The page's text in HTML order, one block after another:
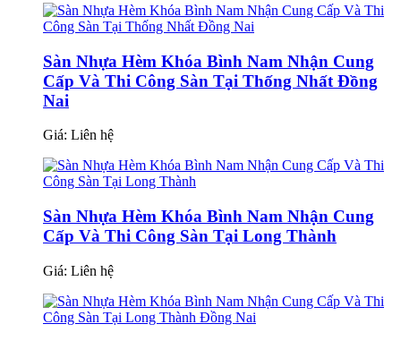
Sàn Nhựa Hèm Khóa Bình Nam Nhận Cung
Cấp Và Thi Công Sàn Tại Thống Nhất Đồng
Nai
Giá: Liên hệ
Sàn Nhựa Hèm Khóa Bình Nam Nhận Cung
Cấp Và Thi Công Sàn Tại Long Thành
Giá: Liên hệ